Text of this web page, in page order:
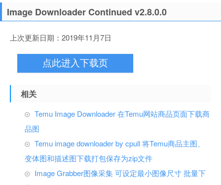
Image Downloader Continued v2.8.0.0
上次更新日期：2019年11月7日
点此进入下载页
相关
Temu Image Downloader 在Temu网站商品页面下载商
品图
Temu image downloader by cpull 将Temu商品主图、
变体图和描述图下载打包保存为zip文件
Image Grabber图像采集 可设定最小图像尺寸 批量下